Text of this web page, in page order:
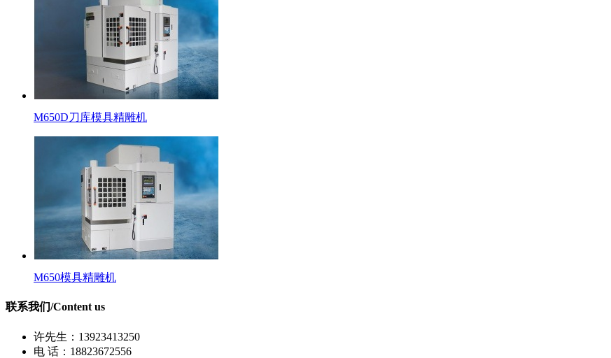
M650D刀库模具精雕机
M650模具精雕机
联系我们/Content us
许先生：13923413250
电 话：18823672556